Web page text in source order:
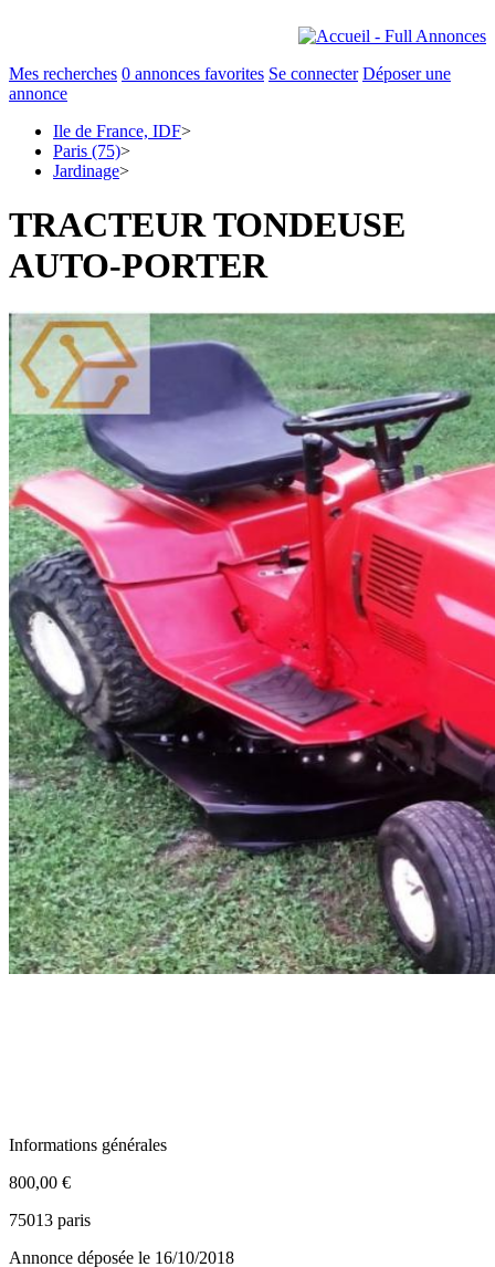
Mes recherches 0 annonces favorites Se connecter Déposer une
annonce
Ile de France, IDF>
Paris (75)>
Jardinage>
TRACTEUR TONDEUSE
AUTO-PORTER
Informations générales
800,00 €
75013 paris
Annonce déposée le 16/10/2018